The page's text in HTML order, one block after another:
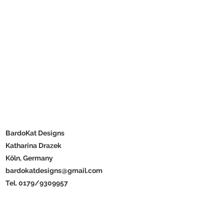
BardoKat Designs
Katharina Drazek
Köln, Germany
bardokatdesigns@gmail.com
Tel. 0179/9309957